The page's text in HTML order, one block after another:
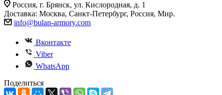
Россия, г. Брянск, ул. Кислородная, д. 1
Доставка: Москва, Санкт-Петербург, Россия, Мир.
info@bulan-armory.com
Вконтакте
Viber
WhatsApp
Поделиться